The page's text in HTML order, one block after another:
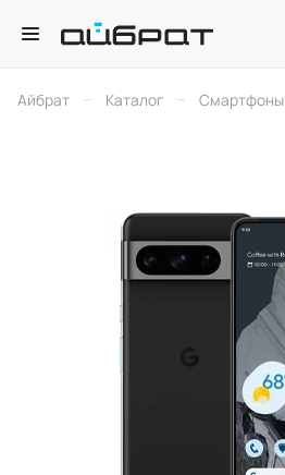
Айбрат – Каталог – Смартфоны